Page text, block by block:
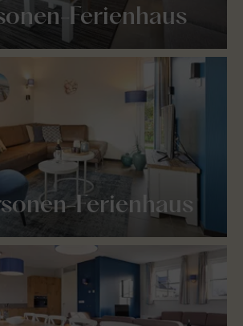
Ferienhaus
Ferienhaus